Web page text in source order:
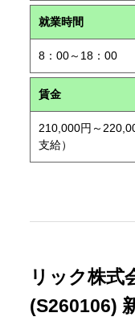
就業時間
8：00～18：00
賃金
210,000円～
支給）
リック株
(S260106)